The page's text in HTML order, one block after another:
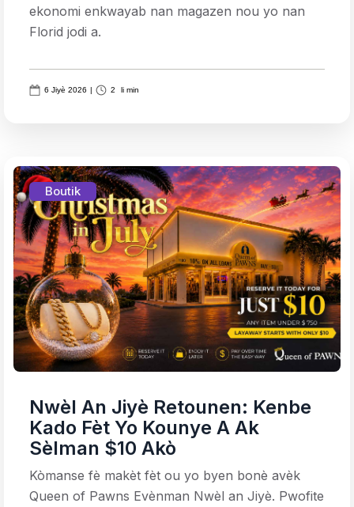
ekonomi enkwayab nan magazen nou yo nan
Florid jodi a.
6 Jiyè 2026 | 2 li min
Boutik
Nwèl An Jiyè Retounen: Kenbe
Kado Fèt Yo Kounye A Ak
Sèlman $10 Akò
Kòmanse fè makèt fèt ou yo byen bonè avèk
Queen of Pawns Evènman Nwèl an Jiyè. Pwofite